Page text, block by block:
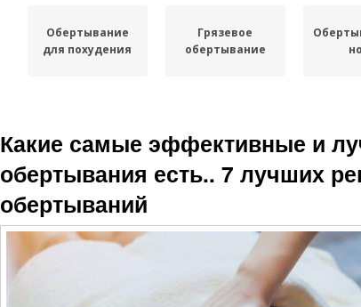
Обертывание
для похудения
Грязевое
обертывание
обертывание
Какие самые эффективные и
обертывания есть.. 7 лучших
обертываний